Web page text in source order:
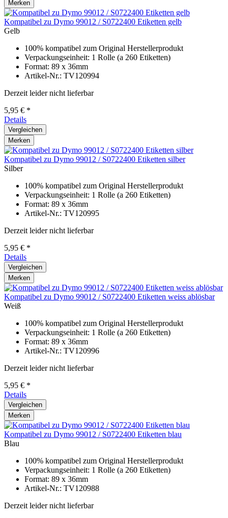
Merken
Kompatibel zu Dymo 99012 / S0722400 Etiketten gelb
Gelb
100% kompatibel zum Original Herstellerprodukt
Verpackungseinheit: 1 Rolle (a 260 Etiketten)
Format: 89 x 36mm
Artikel-Nr.: TV120994
Derzeit leider nicht lieferbar
5,95 € *
Details
Vergleichen
Merken
Kompatibel zu Dymo 99012 / S0722400 Etiketten silber
Silber
100% kompatibel zum Original Herstellerprodukt
Verpackungseinheit: 1 Rolle (a 260 Etiketten)
Format: 89 x 36mm
Artikel-Nr.: TV120995
Derzeit leider nicht lieferbar
5,95 € *
Details
Vergleichen
Merken
Kompatibel zu Dymo 99012 / S0722400 Etiketten weiss ablösbar
Weiß
100% kompatibel zum Original Herstellerprodukt
Verpackungseinheit: 1 Rolle (a 260 Etiketten)
Format: 89 x 36mm
Artikel-Nr.: TV120996
Derzeit leider nicht lieferbar
5,95 € *
Details
Vergleichen
Merken
Kompatibel zu Dymo 99012 / S0722400 Etiketten blau
Blau
100% kompatibel zum Original Herstellerprodukt
Verpackungseinheit: 1 Rolle (a 260 Etiketten)
Format: 89 x 36mm
Artikel-Nr.: TV120988
Derzeit leider nicht lieferbar